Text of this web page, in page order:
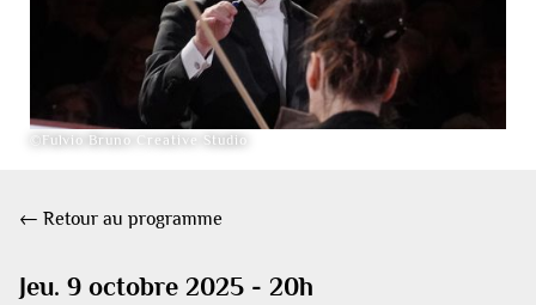
©Fulvio Bruno Creative Studio
← Retour au programme
Jeu. 9 octobre 2025 - 20h